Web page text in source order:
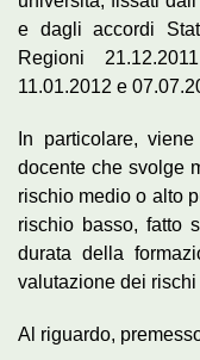
e dagli accordi
Regioni
11.01.2012 e
In particolare,
docente che svolge
rischio medio o alto
rischio basso, fatto
durata della
valutazione dei rischi
Al riguardo,